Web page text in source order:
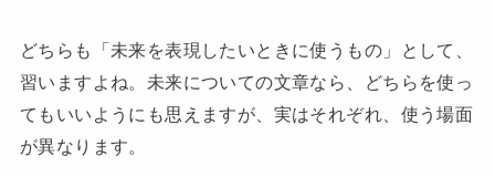
どちらも「未来を表現したいときに使うもの」として、
習いますよね。未来についての文章なら、どちらを使っ
てもいいようにも思えますが、実はそれぞれ、使う場面
が異なります。